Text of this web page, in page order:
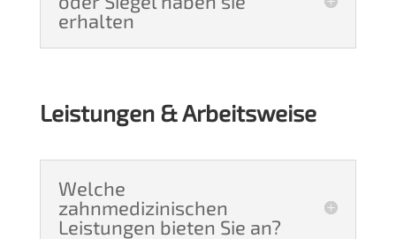
erhalten
Leistungen & Arbeitsweise
Welche
zahnmedizinischen
Leistungen bieten Sie an?